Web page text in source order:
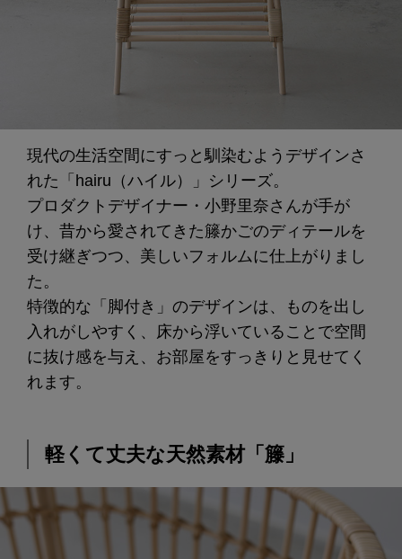
現代の生活空間にすっと馴染むようデザインさ
れた「hairu（ハイル）」シリーズ。
プロダクトデザイナー・小野里奈さんが手が
け、昔から愛されてきた籐かごのディテールを
受け継ぎつつ、美しいフォルムに仕上がりまし
た。
特徴的な「脚付き」のデザインは、ものを出し
入れがしやすく、床から浮いていることで空間
に抜け感を与え、お部屋をすっきりと見せてく
れます。
軽くて丈夫な天然素材「籐」